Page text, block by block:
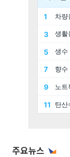
주요뉴스